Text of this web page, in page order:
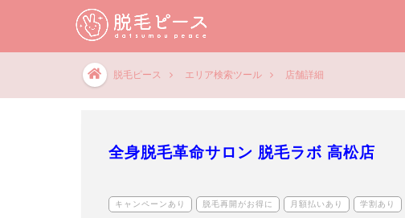
脱毛ピース エリア検索ツール 店舗詳細
全身脱毛革命サロン 脱毛ラボ 高松店
キャンペーンあり 脱毛再開がお得に 月額払いあり 学割あり